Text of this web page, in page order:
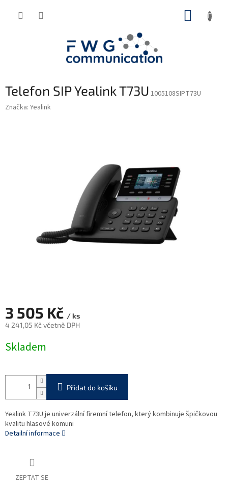
Telefon SIP Yealink T73U 1005108SIPT73U
Značka: Yealink
3 505 Kč / ks
4 241,05 Kč včetně DPH
cena:
Skladem
Přidat do košíku
Yealink T73U je univerzální firemní telefon, který kombinuje špičkovou
kvalitu hlasové komuni
Detailní informace
ZEPTAT SE